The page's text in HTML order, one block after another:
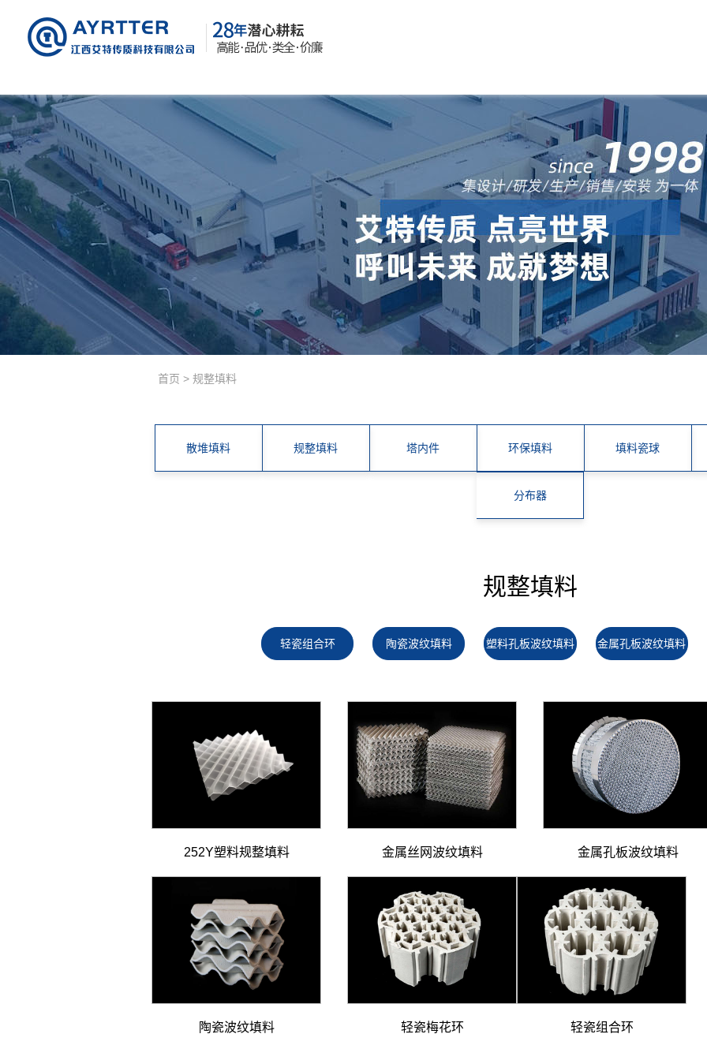
首页 > 规整填料
散堆填料 规整填料 塔内件 环保填料 填料瓷球
分布器
规整填料
轻瓷组合环 陶瓷波纹填料 塑料孔板波纹填料 金属孔板波纹填料
252Y塑料规整填料 金属丝网波纹填料 金属孔板波纹填料
陶瓷波纹填料 轻瓷梅花环 轻瓷组合环